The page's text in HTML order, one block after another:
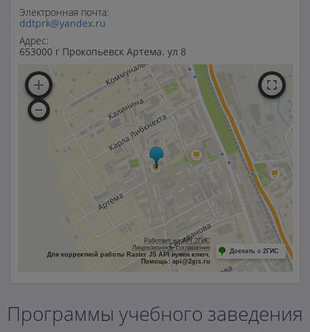
Электронная почта:
ddtprk@yandex.ru
Адрес:
653000 г Прокопьевск Артема. ул 8
Работает на API 2ГИС
Лицензионное соглашение
Для корректной работы Raster JS API нужен ключ.
Помощь: api@2gis.ru
Доехать с 2ГИС
Программы учебного заведения